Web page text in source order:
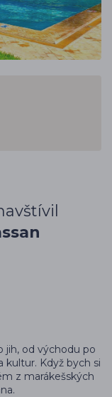
jih, od východu po
kultur. Když bych si
z marákešských